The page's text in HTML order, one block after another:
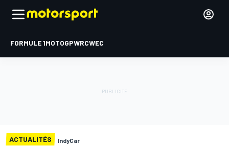
FORMULE 1MOTOGPWRCWEC
ACTUALITÉS IndyCar